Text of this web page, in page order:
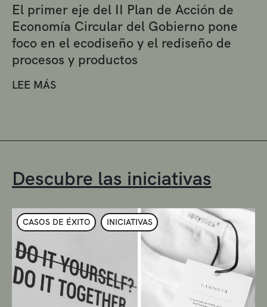
El primer eje del II Plan de Acción de
Economía Circular del Gobierno pone
foco en el ecodiseño y el rediseño de
procesos y productos
LEE MÁS
Descubre las iniciativas
CASOS DE ÉXITO INICIATIVAS